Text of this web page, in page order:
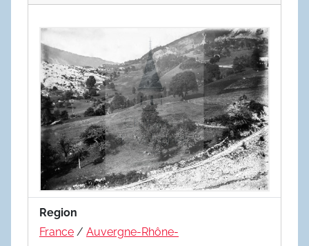
Region
France / Auvergne-Rhône-